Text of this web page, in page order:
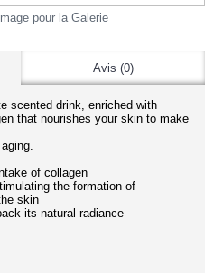
pour la Galerie
Avis (0)
scented drink, enriched with
that nourishes your skin to make
of collagen
the formation of
skin
its natural radiance